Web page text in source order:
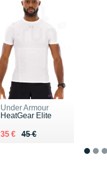
Under Armour
HeatGear Elite
45 €
Au lieu de 45 €
35 €
Vendu 35 €